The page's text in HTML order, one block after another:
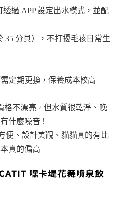
透過 APP 設定出水模式，並配
35 分貝），不打擾毛孩日常生
定期更換，保養成本較高
格不漂亮，但水質很乾淨、晚
什麼噪音！
便、設計美觀、貓貓真的有比
真的偏高
嘿卡堤花舞噴泉飲